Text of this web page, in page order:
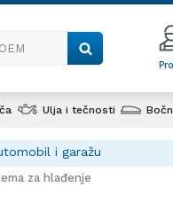
Ulja i tečnosti
i garažu
za hlađenje